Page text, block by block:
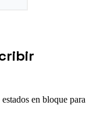
en bloque para